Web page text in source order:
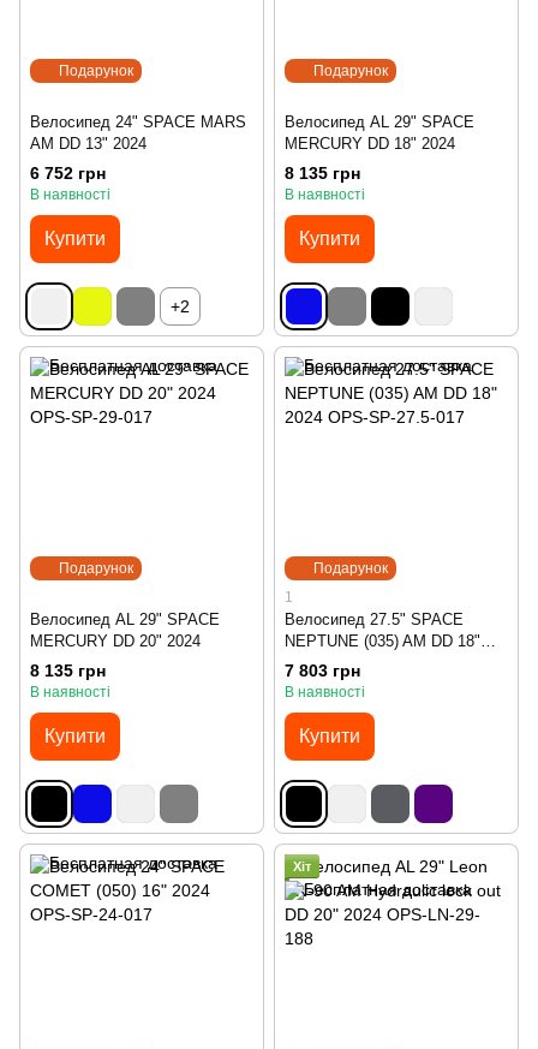
Подарунок
Велосипед 24" SPACE MARS
AM DD 13" 2024
6 752 грн
В наявності
Купити
+2
Подарунок
Велосипед AL 29" SPACE
MERCURY DD 18" 2024
8 135 грн
В наявності
Купити
Подарунок
Велосипед AL 29" SPACE
MERCURY DD 20" 2024
8 135 грн
В наявності
Купити
Подарунок
1
Велосипед 27.5" SPACE
NEPTUNE (035) AM DD 18"
2024
7 803 грн
В наявності
Купити
Хіт